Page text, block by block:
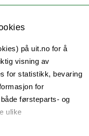
på uit.no for å
visning av
for statistikk, bevaring
for
førsteparts- og
ulike
Nalan
miljø og fjernmåling
)
Davor
Geir Huse